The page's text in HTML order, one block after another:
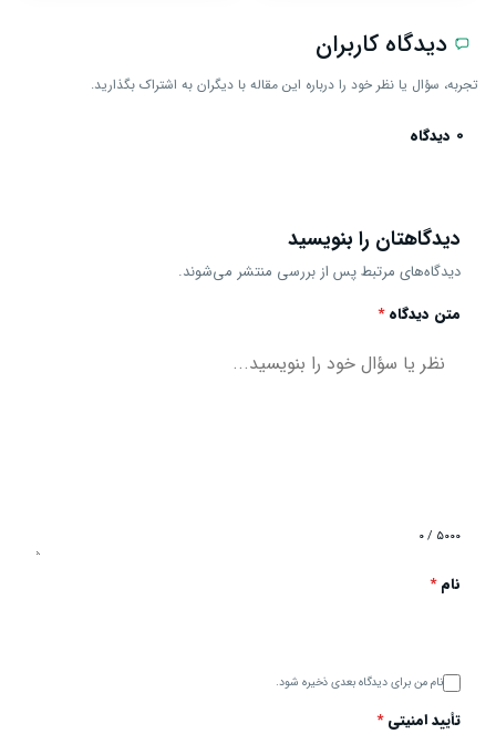
دیدگاه کاربران
تجربه، سؤال یا نظر خود را درباره این مقاله با دیگران به اشتراک بگذارید.
0 دیدگاه
دیدگاهتان را بنویسید
دیدگاه‌های مرتبط پس از بررسی منتشر می‌شوند.
متن دیدگاه*
۰ / ۵۰۰۰
نام*
نام من برای دیدگاه بعدی ذخیره شود.
تأیید امنیتی*